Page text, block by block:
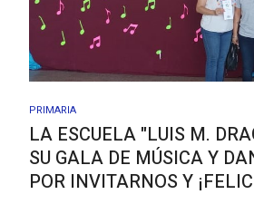
PRIMARIA
LA ESCUELA "LUIS M.
SU GALA DE MÚSICA Y
POR INVITARNOS Y